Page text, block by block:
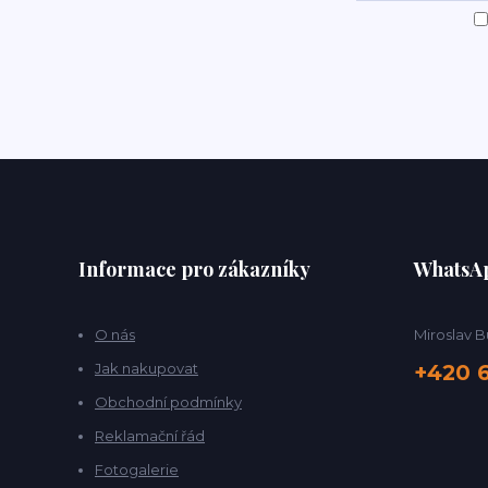
Informace pro zákazníky
O nás
Jak nakupovat
Obchodní podmínky
Reklamační řád
Fotogalerie
Miroslav
+420